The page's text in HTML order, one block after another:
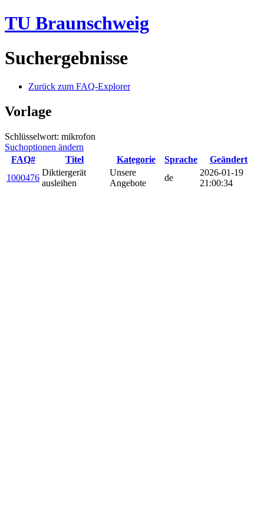
TU Braunschweig
Suchergebnisse
Zurück zum FAQ-Explorer
Vorlage
Schlüsselwort: mikrofon
Suchoptionen ändern
FAQ#
Titel Kategorie Sprache
Geändert
1000476
Diktiergerät
ausleihen
Unsere
Angebote
de
2026-01-19
21:00:34